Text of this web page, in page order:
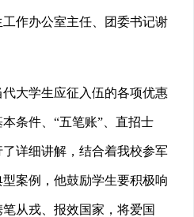
作办公室主任、团委书记谢
大学生应征入伍的各项优惠
条件、“五笔账”、直招士
详细讲解，结合着我校参军
案例，他鼓励学生要积极响
从戎、报效国家，将爱国